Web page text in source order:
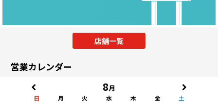
店舗一覧
営業カレンダー
8月
日 月 火 水 木 金
土